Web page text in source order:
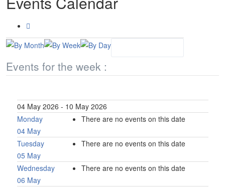
Events for the week :
04 May 2026 - 10 May 2026
Monday
04 May
There are no events on this date
Tuesday
05 May
There are no events on this date
Wednesday
06 May
There are no events on this date